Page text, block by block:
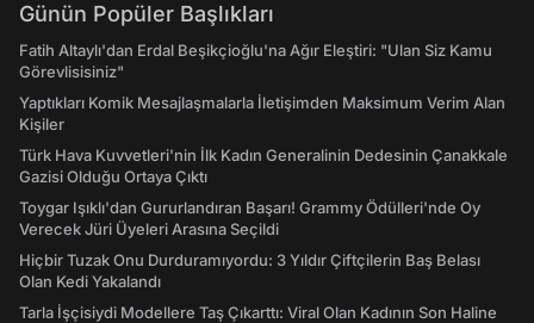
Günün Popüler Başlıkları
Fatih Altaylı'dan Erdal Beşikçioğlu'na Ağır Eleştiri: "Ulan Siz Kamu
Görevlisisiniz"
Yaptıkları Komik Mesajlaşmalarla İletişimden Maksimum Verim Alan
Kişiler
Türk Hava Kuvvetleri'nin İlk Kadın Generalinin Dedesinin Çanakkale
Gazisi Olduğu Ortaya Çıktı
Toygar Işıklı'dan Gururlandıran Başarı! Grammy Ödülleri'nde Oy
Verecek Jüri Üyeleri Arasına Seçildi
Hiçbir Tuzak Onu Durduramıyordu: 3 Yıldır Çiftçilerin Baş Belası
Olan Kedi Yakalandı
Tarla İşçisiydi Modellere Taş Çıkarttı: Viral Olan Kadının Son Haline